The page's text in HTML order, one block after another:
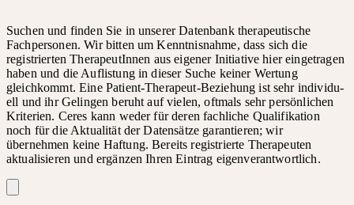
Suchen und finden Sie in unserer Datenbank therapeutische
Fachpersonen. Wir bitten um Kenntnisnahme, dass sich die
registrierten TherapeutInnen aus eigener Initiative hier eingetragen
haben und die Auflistung in dieser Suche keiner Wertung
gleichkommt. Eine Patient-Therapeut-Beziehung ist sehr individu­
ell und ihr Ge­lin­gen be­ruht auf vie­len, oft­mals sehr per­sön­li­chen
Kri­te­ri­en. Ceres kann weder für deren fach­li­che Qua­li­fi­ka­ti­on
noch für die Aktualität der Datensätze garantieren; wir
übernehmen keine Haf­tung. Bereits registrierte Therapeuten
aktualisieren und ergänzen Ihren Eintrag eigenverantwortlich.